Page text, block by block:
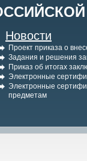
Новости
Проект приказа о
Задания и решения
Приказ об итогах
Электронные
Электронные
предметам